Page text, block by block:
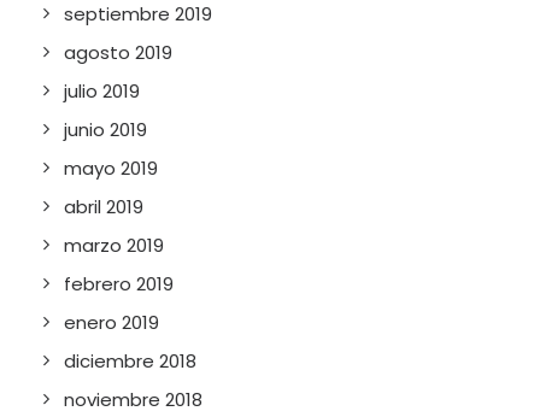
septiembre 2019
agosto 2019
julio 2019
junio 2019
mayo 2019
abril 2019
marzo 2019
febrero 2019
enero 2019
diciembre 2018
noviembre 2018